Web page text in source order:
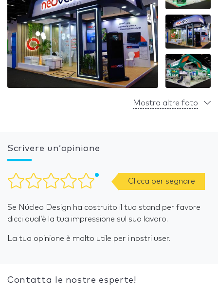
Mostra altre foto
Scrivere un’opinione
Clicca per segnare
Se Núcleo Design ha costruito il tuo stand per favore
dicci qual’è la tua impressione sul suo lavoro.
La tua opinione è molto utile per i nostri user.
Contatta le nostre esperte!